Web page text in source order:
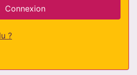
Connexion
?